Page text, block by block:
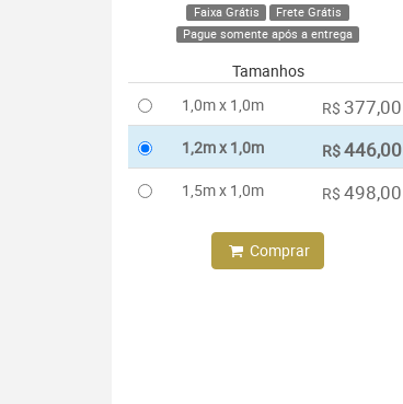
Faixa Grátis
Frete Grátis
Pague somente após a entrega
Tamanhos
1,0m x 1,0m
R$ 377,00
1,2m x 1,0m R$446,00
1,5m x 1,0m R$ 498,00
Comprar